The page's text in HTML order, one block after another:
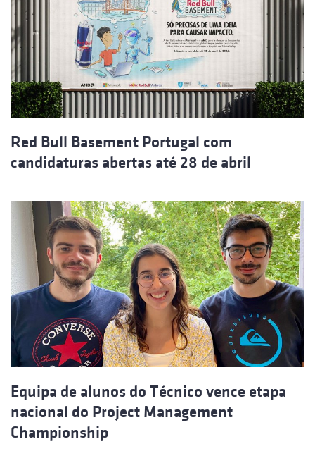
Red Bull Basement Portugal com
candidaturas abertas até 28 de abril
Equipa de alunos do Técnico vence etapa
nacional do Project Management
Championship